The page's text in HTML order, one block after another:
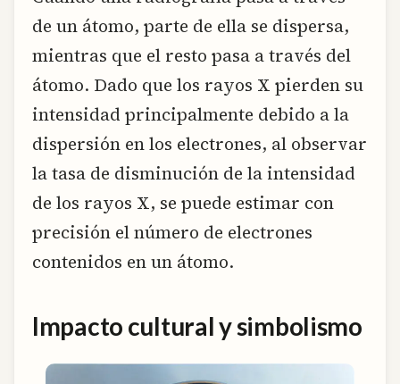
de un átomo, parte de ella se dispersa,
mientras que el resto pasa a través del
átomo. Dado que los rayos X pierden su
intensidad principalmente debido a la
dispersión en los electrones, al observar
la tasa de disminución de la intensidad
de los rayos X, se puede estimar con
precisión el número de electrones
contenidos en un átomo.
Impacto cultural y simbolismo